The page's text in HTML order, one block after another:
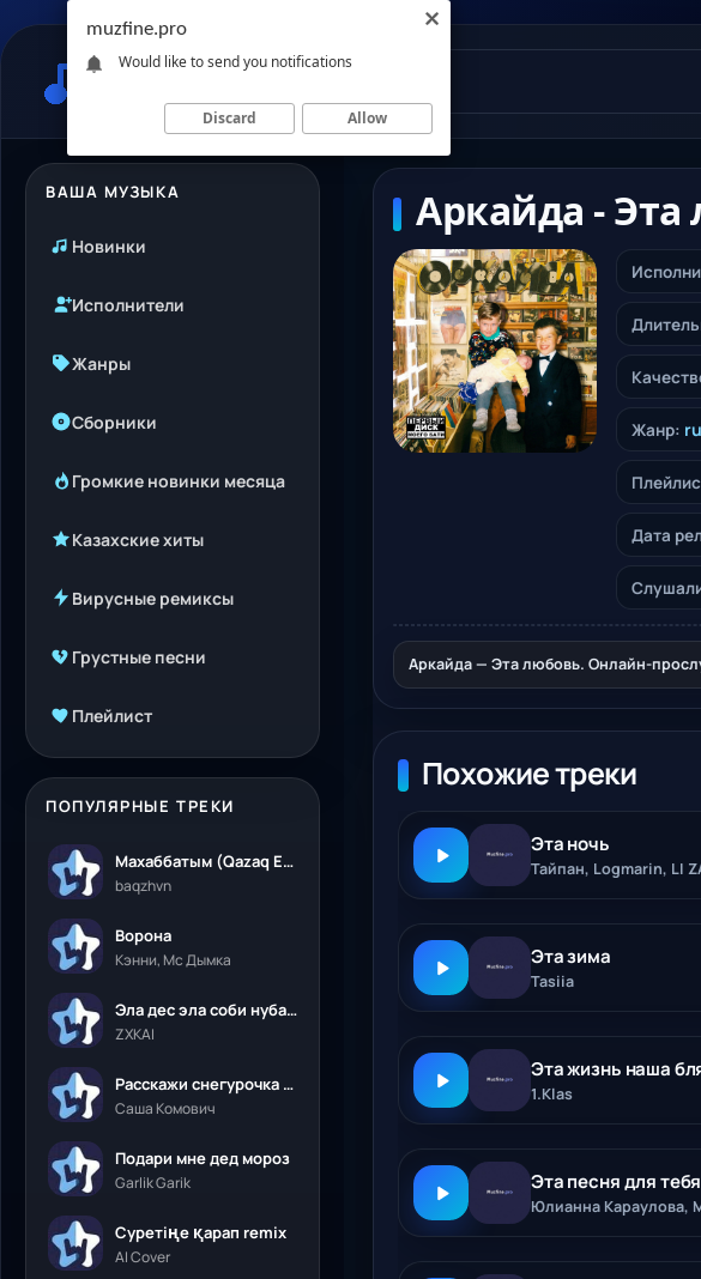
ВАША МУЗЫКА
Новинки
Исполнители
Жанры
Сборники
Громкие новинки месяца
Казахские хиты
Вирусные ремиксы
Грустные песни
Плейлист
ПОПУЛЯРНЫЕ ТРЕКИ
Махаббатым (Qazaq Edition)
baqzhvn
Ворона
Кэнни, Мс Дымка
Эла дес эла соби нубалеприсон
ZXKAI
Расскажи снегурочка где была
Саша Комович
Подари мне дед мороз
Garlik Garik
Суретіңе қарап remix
AI Cover
Аркайда -
Жанр:
Дата
Аркайда — Эта любовь. Онлайн-
Похожие треки
Эта ночь
Тайпан, Logmarin, LI
Эта зима
Tasiia
Эта жизнь наша
1.Klas
Эта песня для тебя
Юлианна Караулова,
muzfine.pro
Would like to send you notifications
Discard Allow